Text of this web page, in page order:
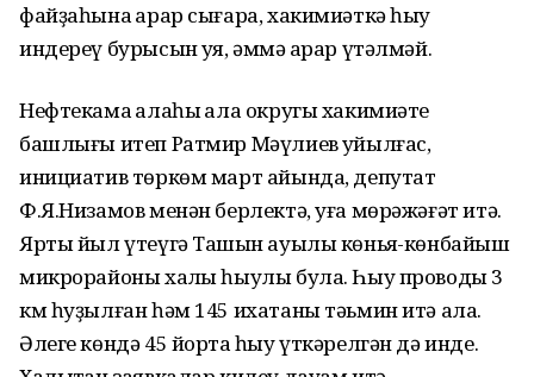
файҙаһына ҡарар сығара, хакимиәткә һыу
индереү бурысын ҡуя, әммә ҡарар үтәлмәй.
Нефтекама ҡалаһы ҡала округы хакимиәте
башлығы итеп Ратмир Мәүлиев ҡуйылғас,
инициатив төркөм март айында, депутат
Ф.Я.Низамов менән берлектә, уға мөрәжәғәт итә.
Ярты йыл үтеүгә Ташҡын ауылы көньяҡ-көнбайыш
микрорайоны халҡы һыулы була. Һыу проводы 3
км һуҙылған һәм 145 ихатаны тәьмин итә ала.
Әлеге көндә 45 йортҡа һыу үткәрелгән дә инде.